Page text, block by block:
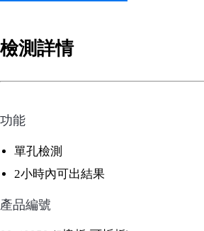
檢測詳情
功能
單孔檢測
2小時內可出結果
產品編號